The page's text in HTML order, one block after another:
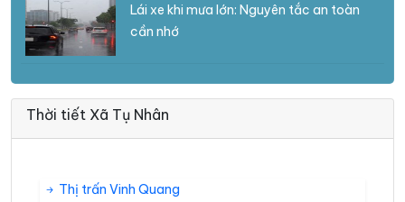
Lái xe khi mưa lớn: Nguyên tắc an toàn
cần nhớ
Thời tiết Xã Tụ Nhân
Thị trấn Vinh Quang